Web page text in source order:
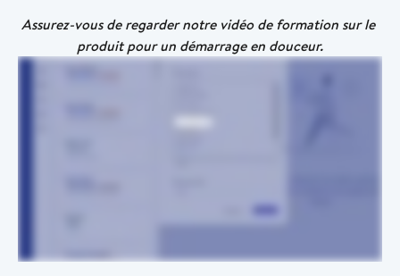
Assurez-vous de regarder notre vidéo de formation sur le
produit pour un démarrage en douceur.